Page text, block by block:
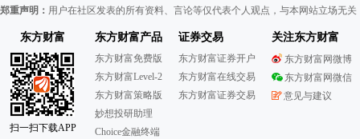
郑重声明： 用户在社区发表的所有资料、言论等仅代表个人观点，与本网站立场无
东方财富
扫一扫下载APP
东方财富产品
东方财富免费版
东方财富Level-2
东方财富策略版
妙想投研助理
Choice金融终端
证券交易
东方财富证券开户
东方财富在线交易
东方财富证券交易
关注东方财富
东方财富网微博
东方财富网微信
意见与建议